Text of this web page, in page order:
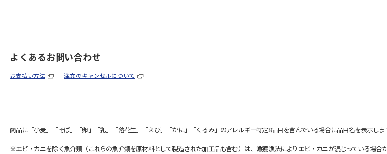
よくあるお問い合わせ
お支払い方法 注文のキャンセルについて
商品に「小麦」「そば」「卵」「乳」「落花生」「えび」「かに」「くるみ」のアレルギー特定8品目を含んでいる場合に品目名を表示しま
※エビ・カニを除く魚介類（これらの魚介類を原材料として製造された加工品も含む）は、漁獲漁法によりエビ・カニが混じっている場合